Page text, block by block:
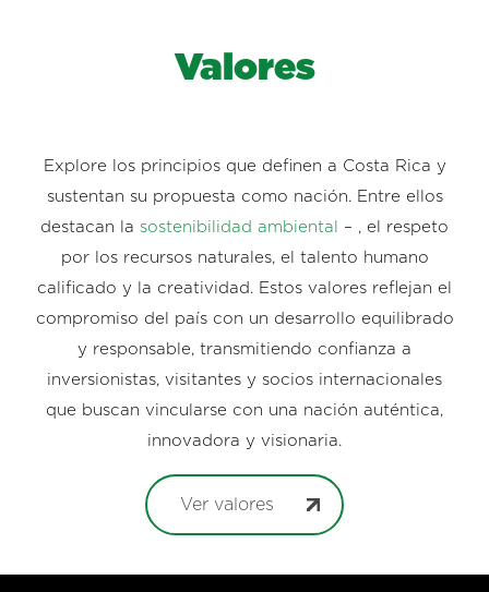
Valores
Explore los principios que definen a Costa Rica y
sustentan su propuesta como nación. Entre ellos
destacan la sostenibilidad ambiental
– , el respeto
por los recursos naturales, el talento humano
calificado y la creatividad. Estos valores reflejan el
compromiso del país con un desarrollo equilibrado
y responsable, transmitiendo confianza a
inversionistas, visitantes y socios internacionales
que buscan vincularse con una nación auténtica,
innovadora y visionaria.
Ver valores